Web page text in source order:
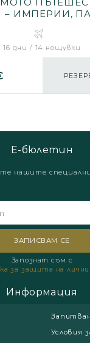
– ИМПЕРИИ,
16 дни / 14 нощувки
Е-бюлетин
нашите
Запознат съм с
за защита на лични
Информация
Условия